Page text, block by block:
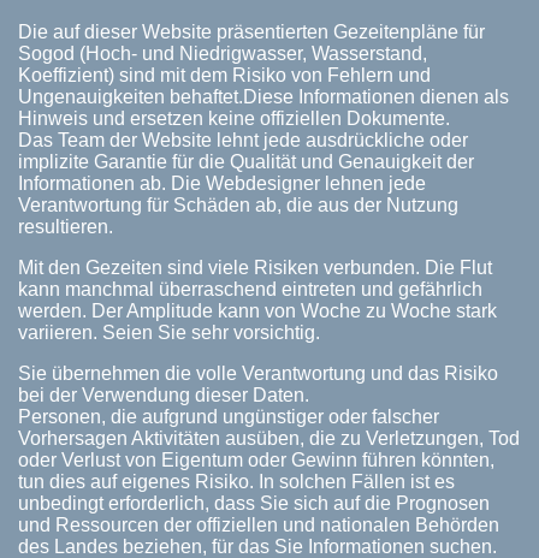
Die auf dieser Website präsentierten Gezeitenpläne für
Sogod (Hoch- und Niedrigwasser, Wasserstand,
Koeffizient) sind mit dem Risiko von Fehlern und
Ungenauigkeiten behaftet.Diese Informationen dienen als
Hinweis und ersetzen keine offiziellen Dokumente.
Das Team der Website lehnt jede ausdrückliche oder
implizite Garantie für die Qualität und Genauigkeit der
Informationen ab. Die Webdesigner lehnen jede
Verantwortung für Schäden ab, die aus der Nutzung
resultieren.
Mit den Gezeiten sind viele Risiken verbunden. Die Flut
kann manchmal überraschend eintreten und gefährlich
werden. Der Amplitude kann von Woche zu Woche stark
variieren. Seien Sie sehr vorsichtig.
Sie übernehmen die volle Verantwortung und das Risiko
bei der Verwendung dieser Daten.
Personen, die aufgrund ungünstiger oder falscher
Vorhersagen Aktivitäten ausüben, die zu Verletzungen, Tod
oder Verlust von Eigentum oder Gewinn führen könnten,
tun dies auf eigenes Risiko. In solchen Fällen ist es
unbedingt erforderlich, dass Sie sich auf die Prognosen
und Ressourcen der offiziellen und nationalen Behörden
des Landes beziehen, für das Sie Informationen suchen.